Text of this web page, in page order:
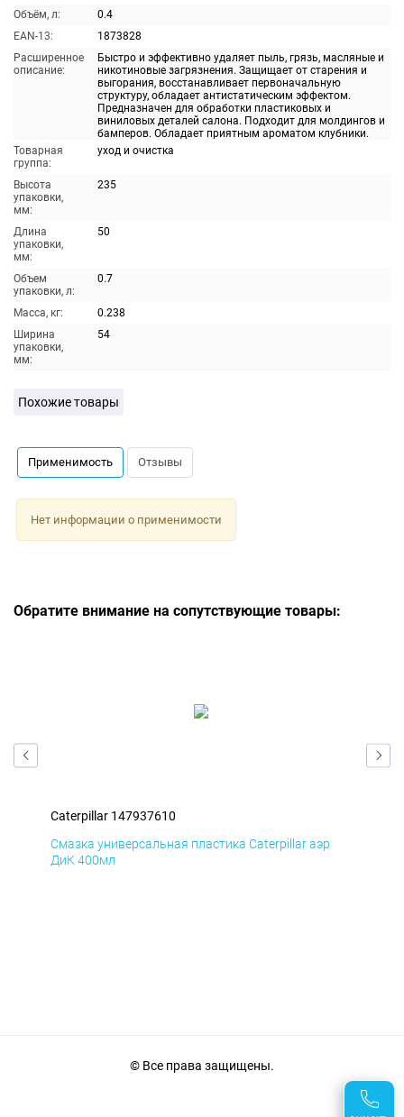
Объём, л:
0.4
EAN-13:
1873828
Расширенное
описание:
Быстро и эффективно удаляет пыль, грязь, масляные и
никотиновые загрязнения. Защищает от старения и
выгорания, восстанавливает первоначальную
структуру, обладает антистатическим эффектом.
Предназначен для обработки пластиковых и
виниловых деталей салона. Подходит для молдингов и
бамперов. Обладает приятным ароматом клубники.
Товарная
группа:
уход и очистка
Высота
упаковки,
мм:
235
Длина
упаковки,
мм:
50
Объем
упаковки, л:
0.7
Масса, кг:
0.238
Ширина
упаковки,
мм:
54
Похожие товары
Применимость Отзывы
Нет информации о применимости
Обратите внимание на сопутствующие товары:
Caterpillar 147937610
Смазка универсальная пластика Caterpillar аэр
ДиК 400мл
© Все права защищены.